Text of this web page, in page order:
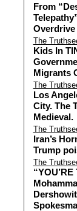
From
Overdrive
The
Kids In
Migrants
The
Los
City. The
Medieval.
The
Iran’s
Trump
The